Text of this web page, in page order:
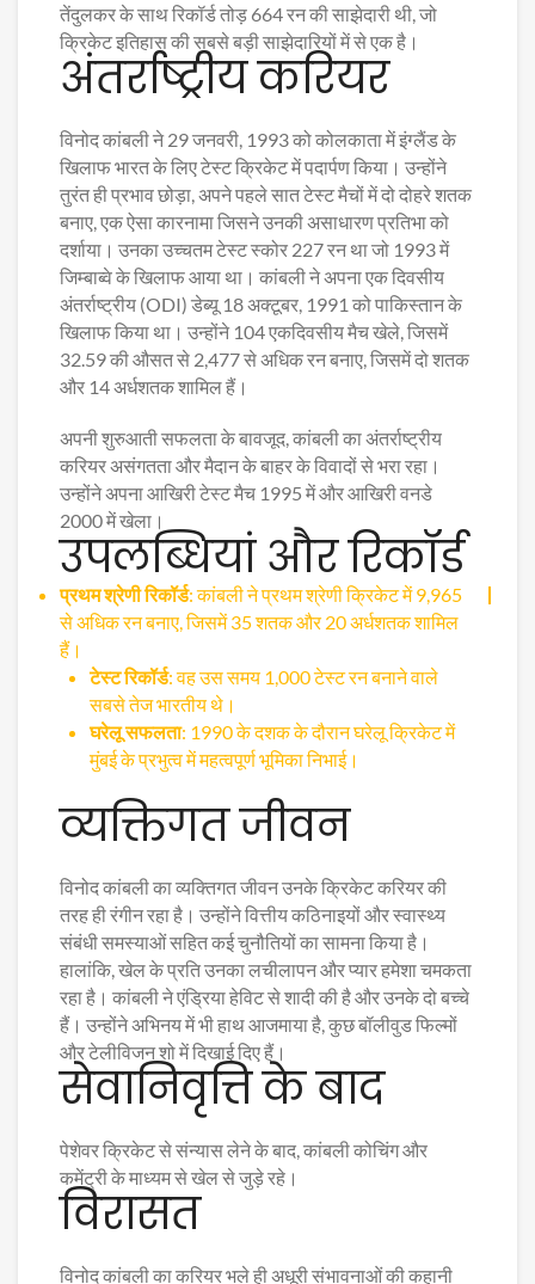
तेंदुलकर के साथ रिकॉर्ड तोड़ 664 रन की साझेदारी थी, जो
क्रिकेट इतिहास की सबसे बड़ी साझेदारियों में से एक है।
अंतर्राष्ट्रीय करियर
विनोद कांबली ने 29 जनवरी, 1993 को कोलकाता में इंग्लैंड के
खिलाफ भारत के लिए टेस्ट क्रिकेट में पदार्पण किया। उन्होंने
तुरंत ही प्रभाव छोड़ा, अपने पहले सात टेस्ट मैचों में दो दोहरे शतक
बनाए, एक ऐसा कारनामा जिसने उनकी असाधारण प्रतिभा को
दर्शाया। उनका उच्चतम टेस्ट स्कोर 227 रन था जो 1993 में
जिम्बाब्वे के खिलाफ आया था। कांबली ने अपना एक दिवसीय
अंतर्राष्ट्रीय (ODI) डेब्यू 18 अक्टूबर, 1991 को पाकिस्तान के
खिलाफ किया था। उन्होंने 104 एकदिवसीय मैच खेले, जिसमें
32.59 की औसत से 2,477 से अधिक रन बनाए, जिसमें दो शतक
और 14 अर्धशतक शामिल हैं।
अपनी शुरुआती सफलता के बावजूद, कांबली का अंतर्राष्ट्रीय
करियर असंगतता और मैदान के बाहर के विवादों से भरा रहा।
उन्होंने अपना आखिरी टेस्ट मैच 1995 में और आखिरी वनडे
2000 में खेला।
उपलब्धियां और रिकॉर्ड
प्रथम श्रेणी रिकॉर्ड: कांबली ने प्रथम श्रेणी क्रिकेट में 9,965
से अधिक रन बनाए, जिसमें 35 शतक और 20 अर्धशतक शामिल
हैं।
टेस्ट रिकॉर्ड: वह उस समय 1,000 टेस्ट रन बनाने वाले
सबसे तेज भारतीय थे।
घरेलू सफलता: 1990 के दशक के दौरान घरेलू क्रिकेट में
मुंबई के प्रभुत्व में महत्वपूर्ण भूमिका निभाई।
व्यक्तिगत जीवन
विनोद कांबली का व्यक्तिगत जीवन उनके क्रिकेट करियर की
तरह ही रंगीन रहा है। उन्होंने वित्तीय कठिनाइयों और स्वास्थ्य
संबंधी समस्याओं सहित कई चुनौतियों का सामना किया है।
हालांकि, खेल के प्रति उनका लचीलापन और प्यार हमेशा चमकता
रहा है। कांबली ने एंड्रिया हेविट से शादी की है और उनके दो बच्चे
हैं। उन्होंने अभिनय में भी हाथ आजमाया है, कुछ बॉलीवुड फिल्मों
और टेलीविजन शो में दिखाई दिए हैं।
सेवानिवृत्ति के बाद
पेशेवर क्रिकेट से संन्यास लेने के बाद, कांबली कोचिंग और
कमेंट्री के माध्यम से खेल से जुड़े रहे।
विरासत
विनोद कांबली का करियर भले ही अधूरी संभावनाओं की कहानी